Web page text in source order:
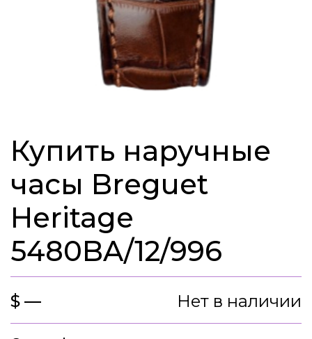
Купить наручные
часы Breguet
Heritage
5480BA/12/996
$ — Нет в наличии